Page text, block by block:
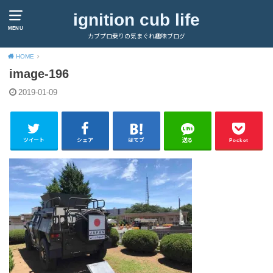
MENU ignition cub life
カブプロ乗りの気まぐれ趣味ブログ
HOME
image-196
2019-01-09
ツイート シェア はてブ 送る Pocket